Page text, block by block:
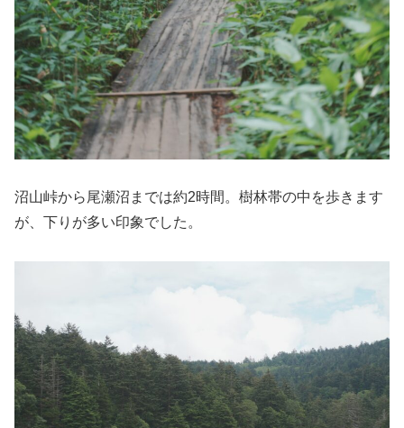
沼山峠から尾瀬沼までは約2時間。樹林帯の中を歩きます
が、下りが多い印象でした。